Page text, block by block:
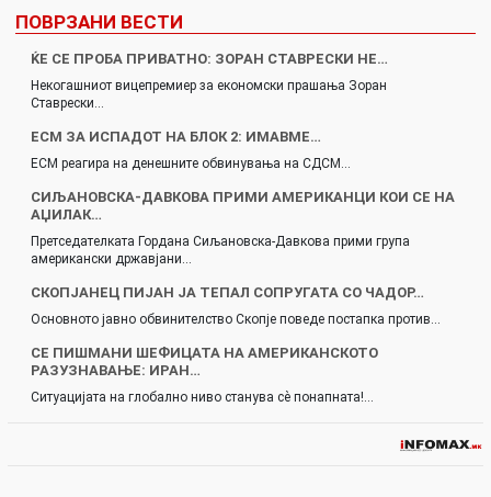
ПОВРЗАНИ ВЕСТИ
ЌЕ СЕ ПРОБА ПРИВАТНО: ЗОРАН СТАВРЕСКИ НЕ…
Некогашниот вицепремиер за економски прашања Зоран
Ставрески…
ЕСМ ЗА ИСПАДОТ НА БЛОК 2: ИМАВМЕ…
ЕСМ реагира на денешните обвинувања на СДСМ…
СИЉАНОВСКА-ДАВКОВА ПРИМИ АМЕРИКАНЦИ КОИ СЕ НА
АЏИЛАК…
Претседателката Гордана Сиљановска-Давкова прими група
американски државјани…
СКОПЈАНЕЦ ПИЈАН ЈА ТЕПАЛ СОПРУГАТА СО ЧАДОР…
Основното јавно обвинителство Скопје поведе постапка против…
СЕ ПИШМАНИ ШЕФИЦАТА НА АМЕРИКАНСКОТО
РАЗУЗНАВАЊЕ: ИРАН…
Ситуацијата на глобално ниво станува сè понапната!…